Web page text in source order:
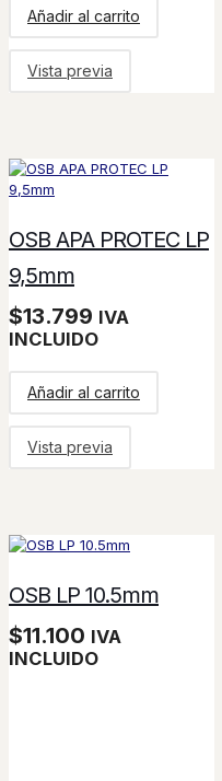
Añadir al carrito
Vista previa
OSB APA PROTEC LP
9,5mm
$13.799 IVA
INCLUIDO
Añadir al carrito
Vista previa
OSB LP 10.5mm
$11.100 IVA
INCLUIDO